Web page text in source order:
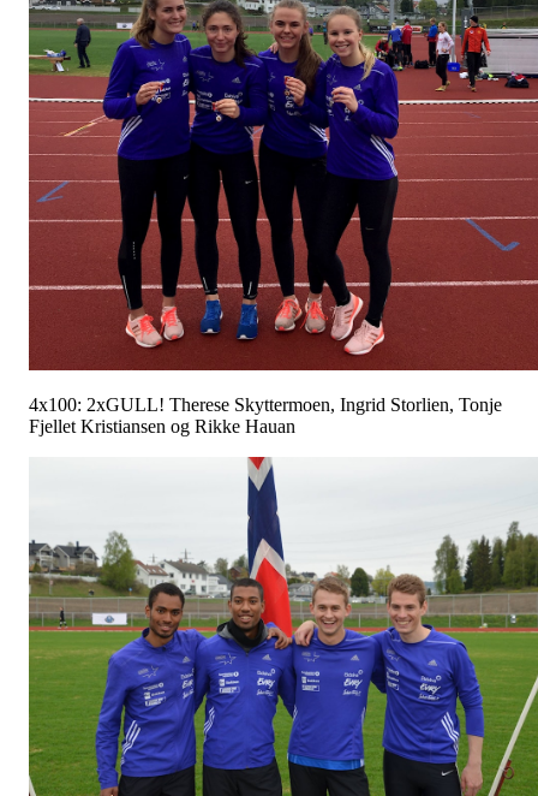
4x100: 2xGULL! Therese Skyttermoen, Ingrid Storlien, Tonje
Fjellet Kristiansen og Rikke Hauan